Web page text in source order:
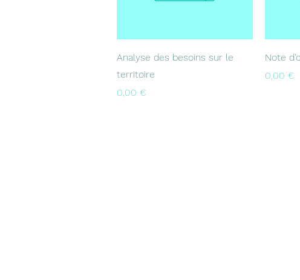
Aperçu rapide
Analyse des besoins sur le
territoire
Prix
0,00 €
Note
Prix
0,00 €